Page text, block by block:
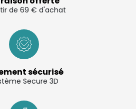
de 69 € d'achat
sécurisé
Secure 3D